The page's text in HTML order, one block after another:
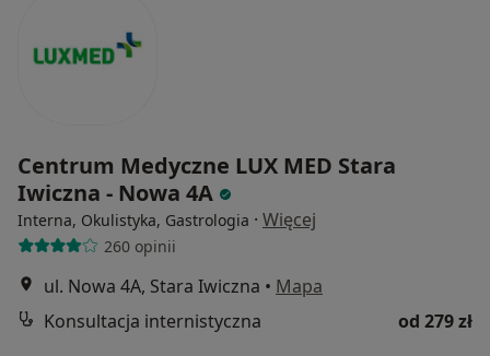
Centrum Medyczne LUX MED Stara
Iwiczna - Nowa 4A
Interna, Okulistyka, Gastrologia · Więcej
260 opinii
ul. Nowa 4A, Stara Iwiczna • Mapa
Konsultacja internistyczna
od 279 zł